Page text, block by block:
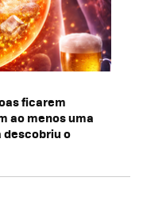
ficarem
ao menos uma
o